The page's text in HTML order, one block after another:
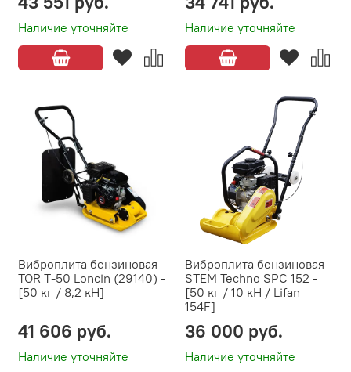
Наличие уточняйте Наличие уточняйте
Виброплита бензиновая
TOR T-50 Loncin (29140) -
[50 кг / 8,2 кН]
Наличие уточняйте
41 606 руб.
Виброплита бензиновая
STEM Techno SPC 152 -
[50 кг / 10 кН / Lifan
154F]
Наличие уточняйте
36 000 руб.